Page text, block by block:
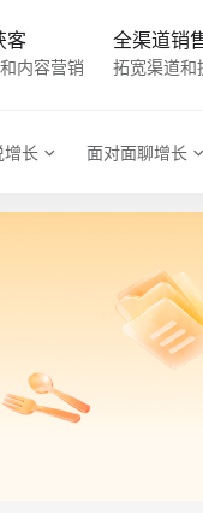
客
内容营销
全渠道销
拓宽渠道和
增长 面对面聊增长